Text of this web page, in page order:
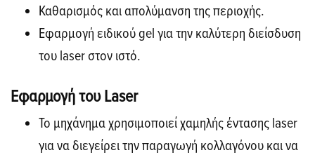
Καθαρισμός και απολύμανση της περιοχής.
Εφαρμογή ειδικού gel για την καλύτερη διείσδυση
του laser στον ιστό.
Εφαρμογή του Laser
Το μηχάνημα χρησιμοποιεί χαμηλής έντασης laser
για να διεγείρει την παραγωγή κολλαγόνου και να